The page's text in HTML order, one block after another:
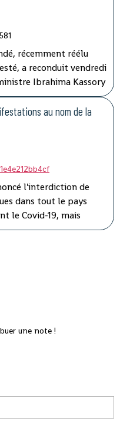
récemment réélu
a reconduit vendredi
Ibrahima Kassory
la démission de
au nom de la
l'interdiction de
dans tout le pays
le Covid-19, mais
de la
une note !